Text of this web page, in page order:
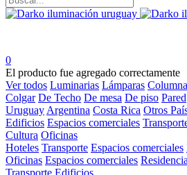
0
El producto fue agregado correctamente
Ver todos Luminarias Lámparas
Colgar De Techo De mesa De piso Pared
Uruguay Argentina Costa Rica Otros
Edificios Espacios comerciales
Cultura Oficinas
Hoteles Transporte Espacios comerciales
Oficinas Espacios comerciales
Transporte Edificios